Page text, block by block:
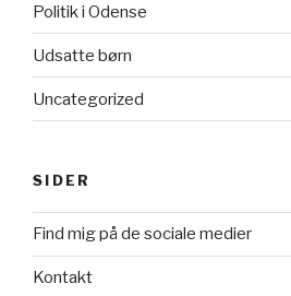
Politik i Odense
Udsatte børn
Uncategorized
SIDER
Find mig på de sociale medier
Kontakt